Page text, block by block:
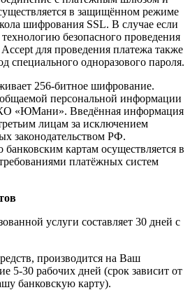
в защищённом режиме
шифрования SSL. В случае если
безопасного проведения
для проведения платежа также
специального одноразового пароля.
256-битное шифрование.
персональной информации
«ЮМани». Введённая информация
лицам за исключением
законодательством РФ.
картам осуществляется в
платёжных систем
услуги составляет 30 дней с
производится на Ваш
5-30 рабочих дней (срок зависит от
банковскую карту).